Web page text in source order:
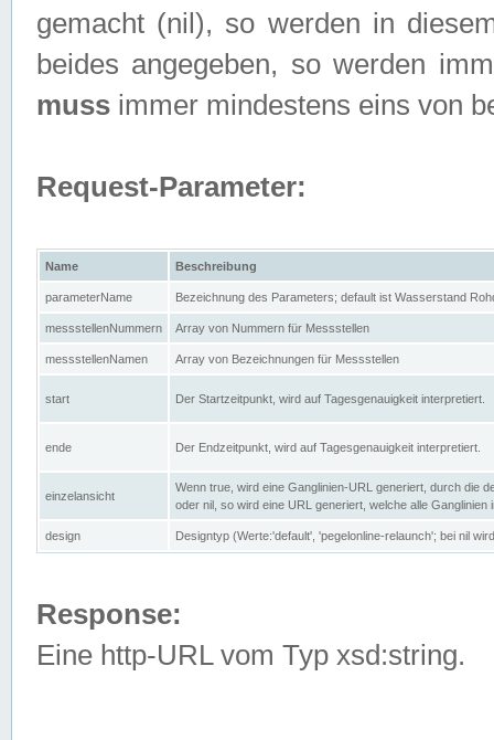
gemacht (nil), so werden in
beides angegeben, so werden
muss immer mindestens eins von
Request-Parameter:
Name Beschreibung
parameterName Bezeichnung des Parameters; default ist Wasserstand
messstellenNummern Array von Nummern für Messstellen
messstellenNamen Array von Bezeichnungen für Messstellen
start Der Startzeitpunkt, wird auf Tagesgenauigkeit interpretiert.
ende Der Endzeitpunkt, wird auf Tagesgenauigkeit interpretiert.
einzelansicht
Wenn true, wird eine Ganglinien-URL generiert, durch die
oder nil, so wird eine URL generiert, welche alle Ganglinien
design Designtyp (Werte:'default', 'pegelonline-relaunch'; bei nil
Response:
Eine http-URL vom Typ xsd:string.